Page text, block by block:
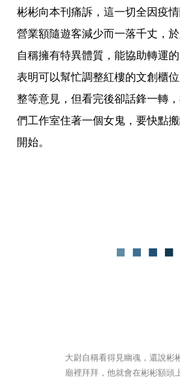
彬彬向本刊痛訴，這一切全因疫
營業額隨遊客減少而一落千丈，
自稱擁有特異體質，能協助轉運
表明可以幫忙調整紅樓的文創櫃
整等意見，但看完後卻話鋒一轉
們工作室住著一個女鬼，要快點
開始。
大尉自稱看得見幽魂，還說彬
廟裡拜拜，他就會在彬彬額頭